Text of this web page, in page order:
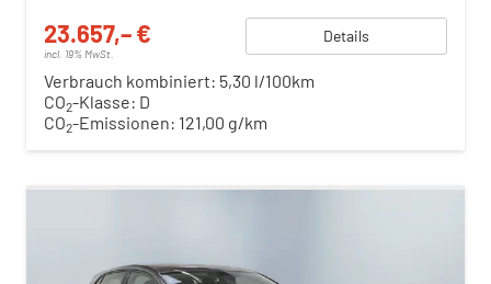
23.657,– €
incl. 19% MwSt.
Details
Verbrauch kombiniert: 5,30 l/100km
CO2-Klasse: D
CO2-Emissionen: 121,00 g/km